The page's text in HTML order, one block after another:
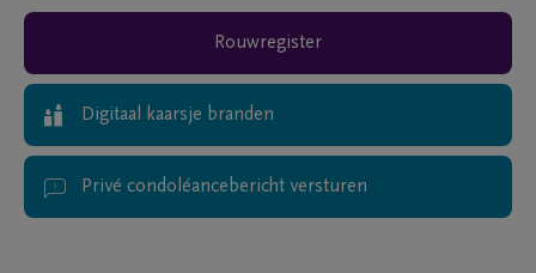
Rouwregister
Digitaal kaarsje branden
Privé condoléancebericht versturen